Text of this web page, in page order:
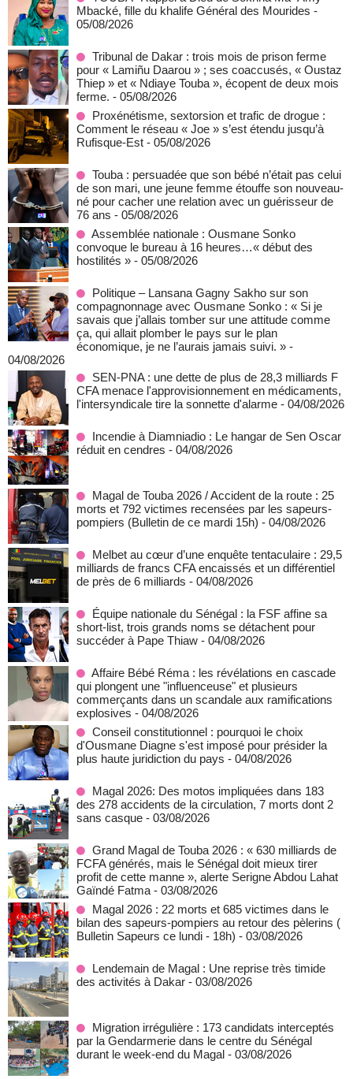
Mbacké, fille du khalife Général des Mourides -
05/08/2026
Tribunal de Dakar : trois mois de prison ferme
pour « Lamiñu Daarou » ; ses coaccusés, « Oustaz
Thiep » et « Ndiaye Touba », écopent de deux mois
ferme. - 05/08/2026
Proxénétisme, sextorsion et trafic de drogue :
Comment le réseau « Joe » s’est étendu jusqu’à
Rufisque-Est - 05/08/2026
Touba : persuadée que son bébé n’était pas celui
de son mari, une jeune femme étouffe son nouveau-
né pour cacher une relation avec un guérisseur de
76 ans - 05/08/2026
Assemblée nationale : Ousmane Sonko
convoque le bureau à 16 heures…« début des
hostilités » - 05/08/2026
Politique – Lansana Gagny Sakho sur son
compagnonnage avec Ousmane Sonko : « Si je
savais que j’allais tomber sur une attitude comme
ça, qui allait plomber le pays sur le plan
économique, je ne l’aurais jamais suivi. » -
04/08/2026
SEN-PNA : une dette de plus de 28,3 milliards F
CFA menace l'approvisionnement en médicaments,
l'intersyndicale tire la sonnette d'alarme - 04/08/2026
Incendie à Diamniadio : Le hangar de Sen Oscar
réduit en cendres - 04/08/2026
Magal de Touba 2026 / Accident de la route : 25
morts et 792 victimes recensées par les sapeurs-
pompiers (Bulletin de ce mardi 15h) - 04/08/2026
Melbet au cœur d’une enquête tentaculaire : 29,5
milliards de francs CFA encaissés et un différentiel
de près de 6 milliards - 04/08/2026
Équipe nationale du Sénégal : la FSF affine sa
short-list, trois grands noms se détachent pour
succéder à Pape Thiaw - 04/08/2026
Affaire Bébé Réma : les révélations en cascade
qui plongent une "influenceuse" et plusieurs
commerçants dans un scandale aux ramifications
explosives - 04/08/2026
Conseil constitutionnel : pourquoi le choix
d'Ousmane Diagne s'est imposé pour présider la
plus haute juridiction du pays - 04/08/2026
Magal 2026: Des motos impliquées dans 183
des 278 accidents de la circulation, 7 morts dont 2
sans casque - 03/08/2026
Grand Magal de Touba 2026 : « 630 milliards de
FCFA générés, mais le Sénégal doit mieux tirer
profit de cette manne », alerte Serigne Abdou Lahat
Gaïndé Fatma - 03/08/2026
Magal 2026 : 22 morts et 685 victimes dans le
bilan des sapeurs-pompiers au retour des pèlerins (
Bulletin Sapeurs ce lundi - 18h) - 03/08/2026
Lendemain de Magal : Une reprise très timide
des activités à Dakar - 03/08/2026
Migration irrégulière : 173 candidats interceptés
par la Gendarmerie dans le centre du Sénégal
durant le week-end du Magal - 03/08/2026